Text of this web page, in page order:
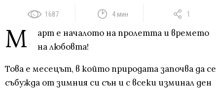
1687 4 мин 1
М
арт е началото на пролетта и времето
на любовта!
Това е месецът, в който природата започва да се
събужда от зимния си сън и с всеки изминал ден